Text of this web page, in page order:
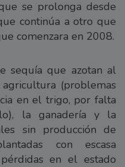
se prolonga desde
continúa a otro que
comenzara en 2008.
sequía que azotan al
(problemas
en el trigo, por falta
la ganadería y la
sin producción de
con escasa
en el estado